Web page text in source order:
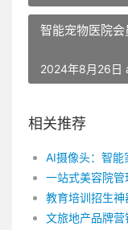
智能宠物医院
2024年8月26日
相关推荐
AI摄像头：智能
教育培训招生神
文旅地产品牌营